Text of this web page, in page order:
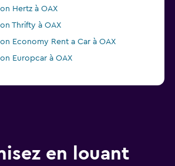
Hertz à OAX
Thrifty à OAX
Economy Rent a Car à OAX
Europcar à OAX
en louant